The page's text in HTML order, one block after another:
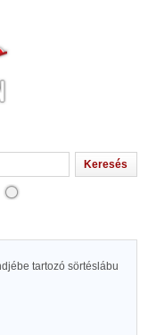
tartozó sörtéslábu